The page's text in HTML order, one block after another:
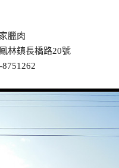
臘肉
林鎮長橋路20號